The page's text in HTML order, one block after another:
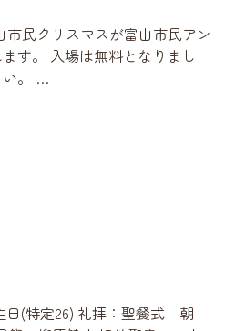
市民クリスマスが富山市民アン
す。 入場は無料となりまし
い。 …
年富山市民クリスマスのご案内
日(特定26) 礼拝：聖餐式 朝